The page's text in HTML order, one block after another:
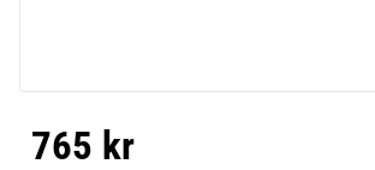
765 kr